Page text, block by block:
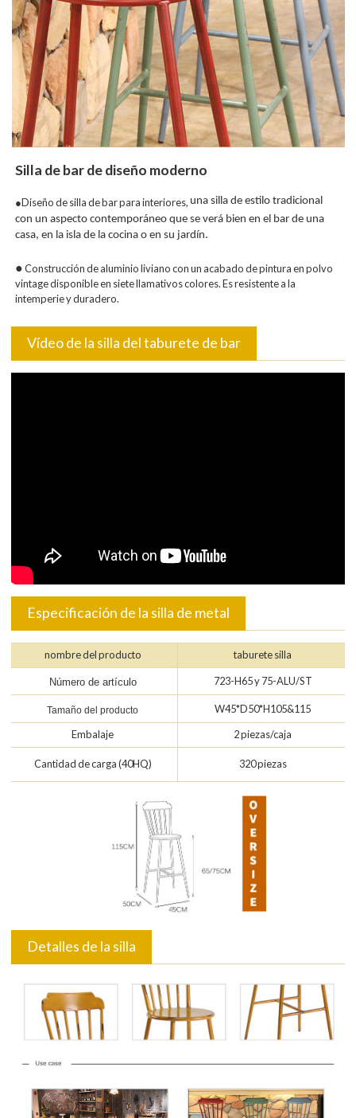
Silla de bar de diseño moderno
●Diseño de silla de bar para interiores, una silla de estilo tradicional
con un aspecto contemporáneo que se verá bien en el bar de una
casa, en la isla de la cocina o en su jardín.
● Construcción de aluminio liviano con un acabado de pintura en polvo
vintage disponible en siete llamativos colores. Es resistente a la
intemperie y duradero.
Vídeo de la silla del taburete de bar
Especificación de la silla de metal
nombre del producto taburete silla
Número de artículo 723-H65 y 75-ALU/ST
Tamaño del producto W45*D50*H105&115
Embalaje 2 piezas/caja
Cantidad de carga (40HQ) 320 piezas
Detalles de la silla